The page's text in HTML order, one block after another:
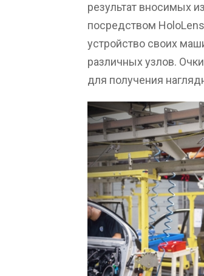
результат вносимых
посредством
устройство своих
различных узлов.
для получения